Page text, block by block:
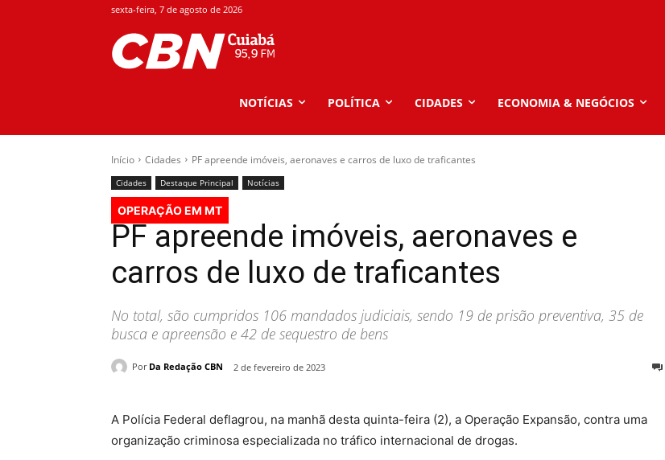
sexta-feira, 7 de agosto de 2026
NOTÍCIAS POLÍTICA CIDADES ECONOMIA & NEGÓCIOS
Início Cidades PF apreende imóveis, aeronaves e carros de luxo de traficantes
Cidades Destaque Principal Notícias
OPERAÇÃO EM MT
PF apreende imóveis, aeronaves e
carros de luxo de traficantes
No total, são cumpridos 106 mandados judiciais, sendo 19 de prisão preventiva, 35 de
busca e apreensão e 42 de sequestro de bens
Por Da Redação CBN 2 de fevereiro de 2023
A Polícia Federal deflagrou, na manhã desta quinta-feira (2), a Operação Expansão, contra uma
organização criminosa especializada no tráfico internacional de drogas.